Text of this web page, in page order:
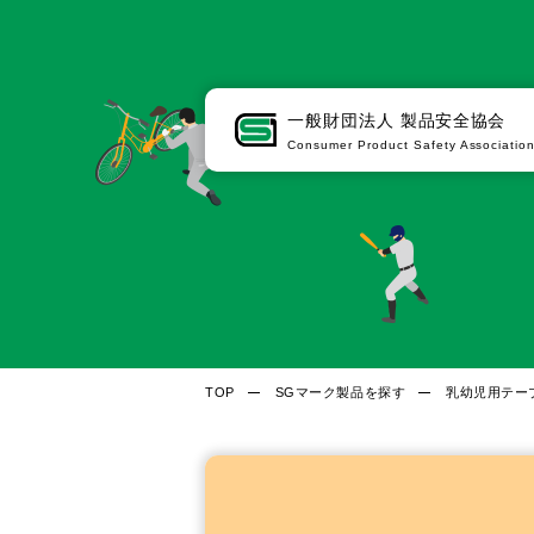
一般財団法人 製品安全協会
Consumer Product Safety
TOP SGマーク製品を探す 乳幼児用テー